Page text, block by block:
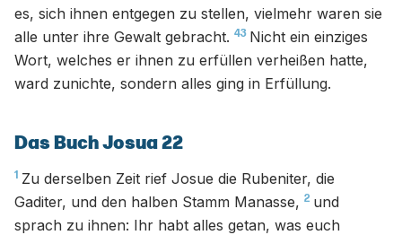
es, sich ihnen entgegen zu stellen, vielmehr waren sie
alle unter ihre Gewalt gebracht. 43 Nicht ein einziges
Wort, welches er ihnen zu erfüllen verheißen hatte,
ward zunichte, sondern alles ging in Erfüllung.
Das Buch Josua 22
1 Zu derselben Zeit rief Josue die Rubeniter, die
Gaditer, und den halben Stamm Manasse, 2 und
sprach zu ihnen: Ihr habt alles getan, was euch